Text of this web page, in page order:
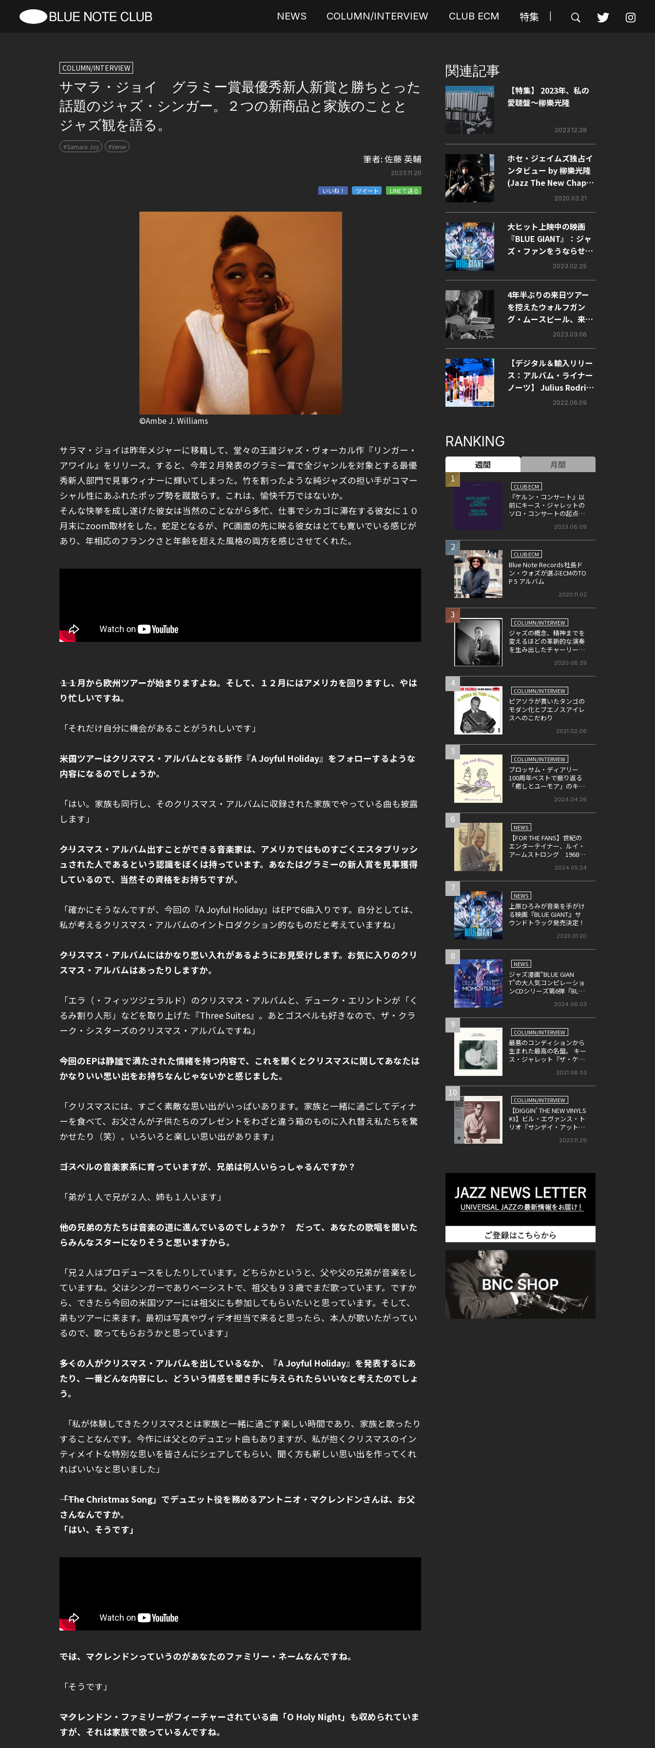
NEWS COLUMN/INTERVIEW CLUB ECM 特集
COLUMN/INTERVIEW
サマラ・ジョイ グラミー賞最優秀新人新賞と勝ちとった
話題のジャズ・シンガー。２つの新商品と家族のことと
ジャズ観を語る。
#Samara Joy #Verve
筆者:佐藤 英輔
2023.11.20
いいね！ ツイート LINEで送る
©Ambe J. Williams
サラマ・ジョイは昨年メジャーに移籍して、堂々の王道ジャズ・ヴォーカル作『リンガー・
アワイル』をリリース。すると、今年２月発表のグラミー賞で全ジャンルを対象とする最優
秀新人部門で見事ウィナーに輝いてしまった。竹を割ったような純ジャズの担い手がコマー
シャル性にあふれたポップ勢を蹴散らす。これは、愉快千万ではないか。
そんな快挙を成し遂げた彼女は当然のことながら多忙、仕事でシカゴに滞在する彼女に１０
月末にzoom取材をした。蛇足となるが、PC画面の先に映る彼女はとても寛いでいる感じが
あり、年相応のフランクさと年齢を超えた風格の両方を感じさせてくれた。
――１１月から欧州ツアーが始まりますよね。そして、１２月にはアメリカを回りますし、やは
り忙しいですね。
「それだけ自分に機会があることがうれしいです」
――米国ツアーはクリスマス・アルバムとなる新作『A Joyful Holiday』をフォローするような
内容になるのでしょうか。
「はい。家族も同行し、そのクリスマス・アルバムに収録された家族でやっている曲も披露
します」
――クリスマス・アルバム出すことができる音楽家は、アメリカではものすごくエスタブリッシ
ュされた人であるという認識をぼくは持っています。あなたはグラミーの新人賞を見事獲得
しているので、当然その資格をお持ちですが。
「確かにそうなんですが、今回の『A Joyful Holiday』はEPで6曲入りです。自分としては、
私が考えるクリスマス・アルバムのイントロダクション的なものだと考えていますね」
――クリスマス・アルバムにはかなり思い入れがあるようにお見受けします。お気に入りのクリ
スマス・アルバムはあったりしますか。
「エラ（・フィッツジェラルド）のクリスマス・アルバムと、デューク・エリントンが「く
るみ割り人形」などを取り上げた『Three Suites』。あとゴスペルも好きなので、ザ・クラ
ーク・シスターズのクリスマス・アルバムですね」
――今回のEPは静謐で満たされた情緒を持つ内容で、これを聞くとクリスマスに関してあなたは
かなりいい思い出をお持ちなんじゃないかと感じました。
「クリスマスには、すごく素敵な思い出がいっぱいあります。家族と一緒に過ごしてディナ
ーを食べて、お父さんが子供たちのプレゼントをわざと違う箱のものに入れ替え私たちを驚
かせたり（笑）。いろいろと楽しい思い出があります」
――ゴスペルの音楽家系に育っていますが、兄弟は何人いらっしゃるんですか？
「弟が１人で兄が２人、姉も１人います」
――他の兄弟の方たちは音楽の道に進んでいるのでしょうか？ だって、あなたの歌唱を聞いた
らみんなスターになりそうと思いますから。
「兄２人はプロデュースをしたりしています。どちらかというと、父や父の兄弟が音楽をし
ていますね。父はシンガーでありベーシストで、祖父も９３歳でまだ歌っています。ですか
ら、できたら今回の米国ツアーには祖父にも参加してもらいたいと思っています。そして、
弟もツアーに来ます。最初は写真やヴィデオ担当で来ると思ったら、本人が歌いたがってい
るので、歌ってもらおうかと思っています」
――多くの人がクリスマス・アルバムを出しているなか、『A Joyful Holiday』を発表するにあ
たり、一番どんな内容にし、どういう情感を聞き手に与えられたらいいなと考えたのでしょ
う。
「私が体験してきたクリスマスとは家族と一緒に過ごす楽しい時間であり、家族と歌ったり
することなんです。今作には父とのデュエット曲もありますが、私が抱くクリスマスのイン
ティメイトな特別な思いを皆さんにシェアしてもらい、聞く方も新しい思い出を作ってくれ
ればいいなと思いました」
――「The Christmas Song」でデュエット役を務めるアントニオ・マクレンドンさんは、お父
さんなんですか。
「はい、そうです」
――では、マクレンドンっていうのがあなたのファミリー・ネームなんですね。
「そうです」
――マクレンドン・ファミリーがフィーチャーされている曲「O Holy Night」も収められていま
すが、それは家族で歌っているんですね。
関連記事
【特集】 2023年、私の
愛聴盤～柳樂光隆
2023.12.28
ホセ・ジェイムズ独占イ
ンタビュー by 柳樂光隆
(Jazz The New Chapte
2020.03.21
大ヒット上映中の映画
『BLUE GIANT』：ジャ
ズ・ファンをうならせる
3つのこだわりポイント
2023.02.25
4年半ぶりの来日ツアー
を控えたウォルフガン
グ・ムースピール、来日
直前インタビュー2023.03.06
【デジタル＆輸入リリー
ス：アルバム・ライナー
ノーツ】 Julius Rodrig
uez『Let Sound Tell Al
2022.06.09
RANKING
週間
月間
1
CLUB ECM
『ケルン・コンサート』以
前にキース・ジャレットの
ソロ・コンサートの起点と
2023.06.09
2
CLUB ECM
Blue Note Records社長ド
ン・ウォズが選ぶECMのTO
P 5 アルバム
2020.11.02
3
COLUMN/INTERVIEW
ジャズの概念、精神までを
変えるほどの革新的な演奏
を生み出したチャーリー・
2020.08.29
4
COLUMN/INTERVIEW
ピアソラが貫いたタンゴの
モダン化とブエノスアイレ
スへのこだわり
2021.02.06
5
COLUMN/INTERVIEW
ブロッサム・ディアリー
100周年ベストで振り返る
「癒しとユーモア」のキャ
2024.04.26
6
NEWS
【FOR THE FANS】世紀の
エンターテイナー、ルイ・
アームストロング 1968年
ライヴ盤をリリース！
2024.05.24
7
NEWS
上原ひろみが音楽を手がけ
る映画『BLUE GIANT』サ
ウンドトラック発売決定！
2023.01.20
8
NEWS
ジャズ漫画“BLUE GIAN
T”の大人気コンピレーショ
ンCDシリーズ第6弾『BLUE
2024.06.03
9
COLUMN/INTERVIEW
最悪のコンディションから
生まれた最高の名盤。 キー
ス・ジャレット『ザ・ケル
2021.08.03
10
COLUMN/INTERVIEW
【DIGGIN’ THE NEW VINYLS
#3】ビル・エヴァンス・ト
リオ『サンデイ・アット・
2023.11.29